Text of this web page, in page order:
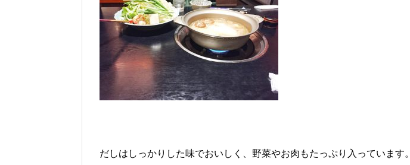
だしはしっかりした味でおいしく、野菜やお肉もたっぷり入っています。